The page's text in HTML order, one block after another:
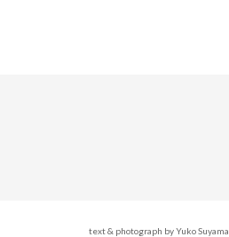
text & photograph by Yuko Suyama